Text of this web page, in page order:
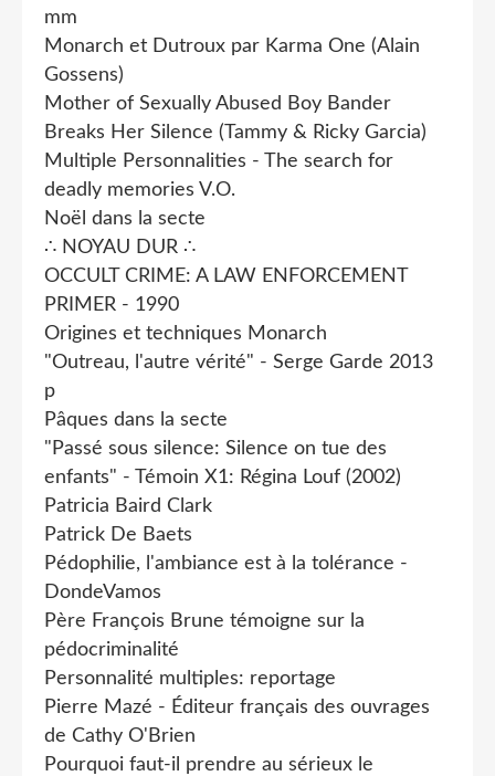
mm
Monarch et Dutroux par Karma One (Alain
Gossens)
Mother of Sexually Abused Boy Bander
Breaks Her Silence (Tammy & Ricky Garcia)
Multiple Personnalities - The search for
deadly memories V.O.
Noël dans la secte
∴ NOYAU DUR ∴
OCCULT CRIME: A LAW ENFORCEMENT
PRIMER - 1990
Origines et techniques Monarch
"Outreau, l'autre vérité" - Serge Garde 2013
p
Pâques dans la secte
"Passé sous silence: Silence on tue des
enfants" - Témoin X1: Régina Louf (2002)
Patricia Baird Clark
Patrick De Baets
Pédophilie, l'ambiance est à la tolérance -
DondeVamos
Père François Brune témoigne sur la
pédocriminalité
Personnalité multiples: reportage
Pierre Mazé - Éditeur français des ouvrages
de Cathy O'Brien
Pourquoi faut-il prendre au sérieux le